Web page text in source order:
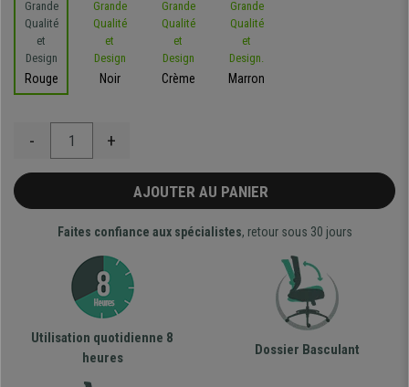
Rouge Noir Crème Marron
- +
AJOUTER AU PANIER
Faites confiance aux spécialistes, retour sous 30 jours
Utilisation quotidienne 8
heures
Dossier Basculant